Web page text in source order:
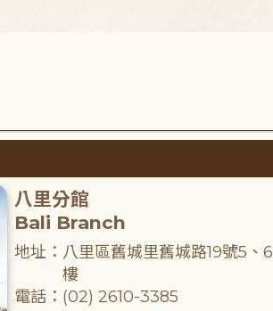
八里分館
Bali Branch
地址：八里區舊城里舊城路19號5、6
樓
電話：(02) 2610-3385